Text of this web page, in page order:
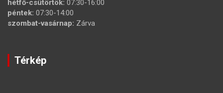
hétfő-csütörtök: 07:30-16:00
péntek: 07:30-14:00
szombat-vasárnap: Zárva
Térkép